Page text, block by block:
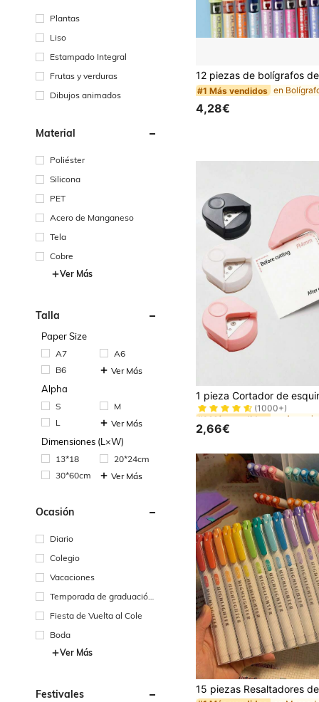
Plantas
Liso
Estampado Integral
Frutas y verduras
Dibujos animados
Material
Poliéster
Silicona
PET
Acero de Manganeso
Tela
Cobre
Ver Más
Talla
Paper Size
A7
A6
B6
Ver Más
Alpha
S
M
L
Ver Más
Dimensiones (L×W)
13*18
20*24cm
30*60cm
Ver Más
Ocasión
Diario
Colegio
Vacaciones
Temporada de graduación/
Fiesta de Vuelta al Cole
Boda
Ver Más
Festivales
#1 Más vendidos en
4,28€
#1 Más vendidos
(1000+)
#1 Más vendidos
#1 Más vendidos
#1 Más vendidos
2,66€